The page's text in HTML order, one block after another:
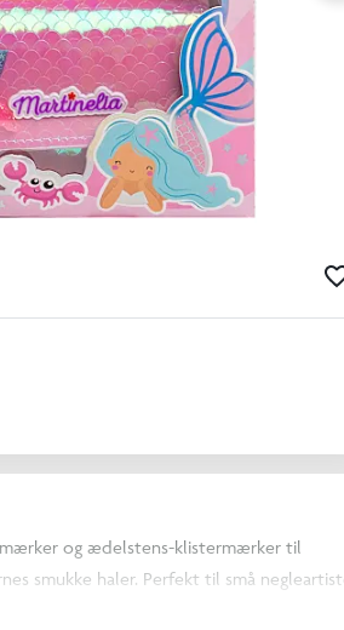
og ædelstens-klistermærker til
smukke haler. Perfekt til små